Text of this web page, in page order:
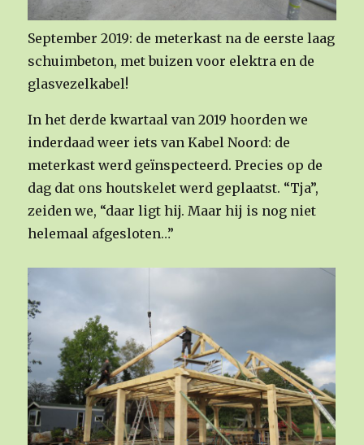
September 2019: de meterkast na de eerste laag
schuimbeton, met buizen voor elektra en de
glasvezelkabel!
In het derde kwartaal van 2019 hoorden we
inderdaad weer iets van Kabel Noord: de
meterkast werd geïnspecteerd. Precies op de
dag dat ons houtskelet werd geplaatst. “Tja”,
zeiden we, “daar ligt hij. Maar hij is nog niet
helemaal afgesloten…”